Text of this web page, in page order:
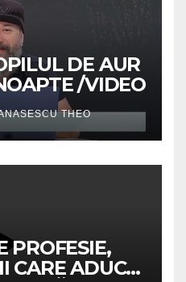
DE AUR
/VIDEO
THEO
PROFESIE,
CARE ADUC